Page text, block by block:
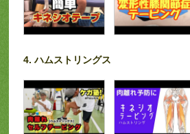
4. ハムストリングス